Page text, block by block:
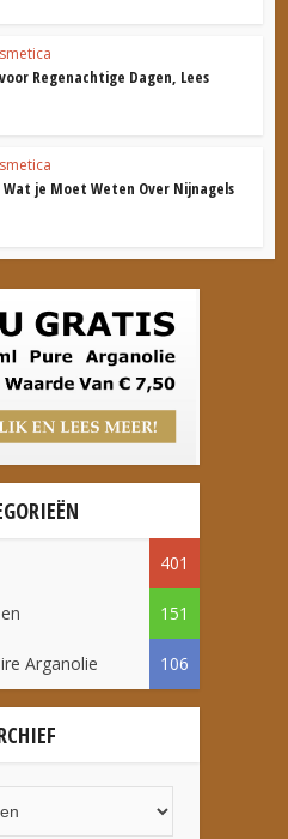
Regenachtige Dagen, Lees
Wat je Moet Weten Over Nijnagels
401
151
Arganolie 106